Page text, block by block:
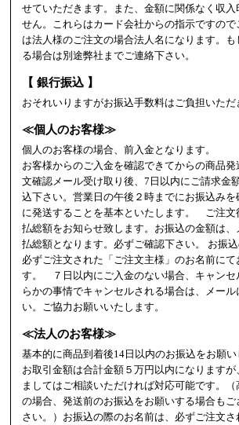
せていただきます。また、金額に関係なく収入
せん。これらはカード会社からの指示ですので
は法人様のご注文の場合法人名になります。
る場合は別途弊社までご連絡下さい。
【 銀行振込 】
おそれいりますがお振込手数料はご負担いただ
≪個人のお客様≫
個人のお客様の場合、前入金となります。
お客様からのご入金を確認できてからの商品
文確認メール受け取り後、7日以内にご請求金
込下さい。営業日の午後２時までにお振込みを
に発送することを基本といたします。 ご注文
払総額をお知らせ致します。お振込の金額は
払総額となります。必ずご確認下さい。 お振込
必ずご注文された「ご注文主様」のお名前にて
す。 ７日以内にご入金のない場合、キャンセ
らかの事情でキャンセルされる場合は、メール
い。ご協力お願いいたします。
≪法人のお客様≫
基本的に商品到着後14日以内のお振込をお願
お取引金額は合計金額５万円以内になりますが
ましてはご相談いただければ対応可能です。
の場合、発送前のお振込をお願いする場合も
さい。）お振込の際のお名前は、必ずご注文さ